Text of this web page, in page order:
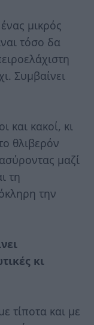
μικρός
τόσο δα
Συμβαίνει
και κακοί, κι
θλιβερόν
μαζί
τη
την
κι
τίποτα και με